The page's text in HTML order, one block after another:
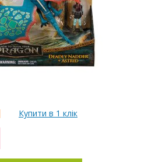
Купити в 1 клік